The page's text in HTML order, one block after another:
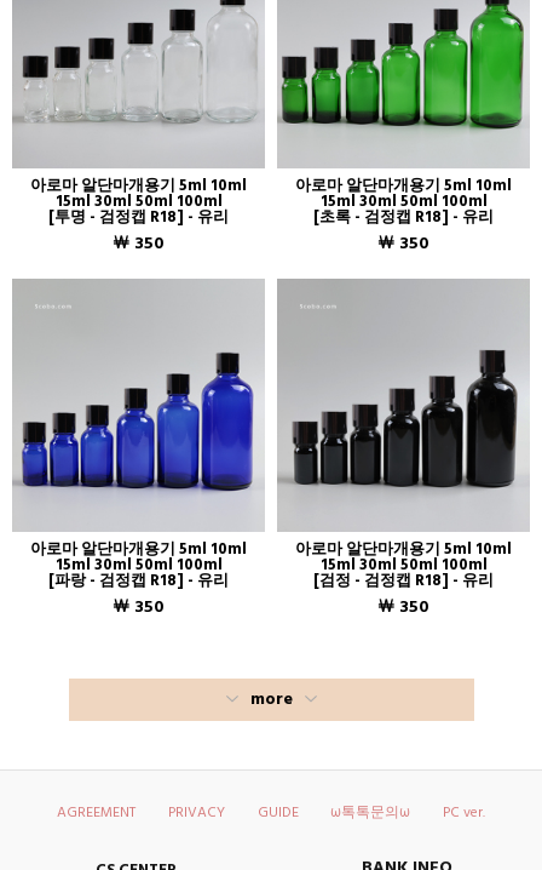
아로마 알단마개용기 5ml 10ml
15ml 30ml 50ml 100ml
[투명 - 검정캡 R18] - 유리
￦ 350
아로마 알단마개용기 5ml 10ml
15ml 30ml 50ml 100ml
[초록 - 검정캡 R18] - 유리
￦ 350
아로마 알단마개용기 5ml 10ml
15ml 30ml 50ml 100ml
[파랑 - 검정캡 R18] - 유리
￦ 350
아로마 알단마개용기 5ml 10ml
15ml 30ml 50ml 100ml
[검정 - 검정캡 R18] - 유리
￦ 350
more
AGREEMENT PRIVACY GUIDE ω톡톡문의ω PC ver.